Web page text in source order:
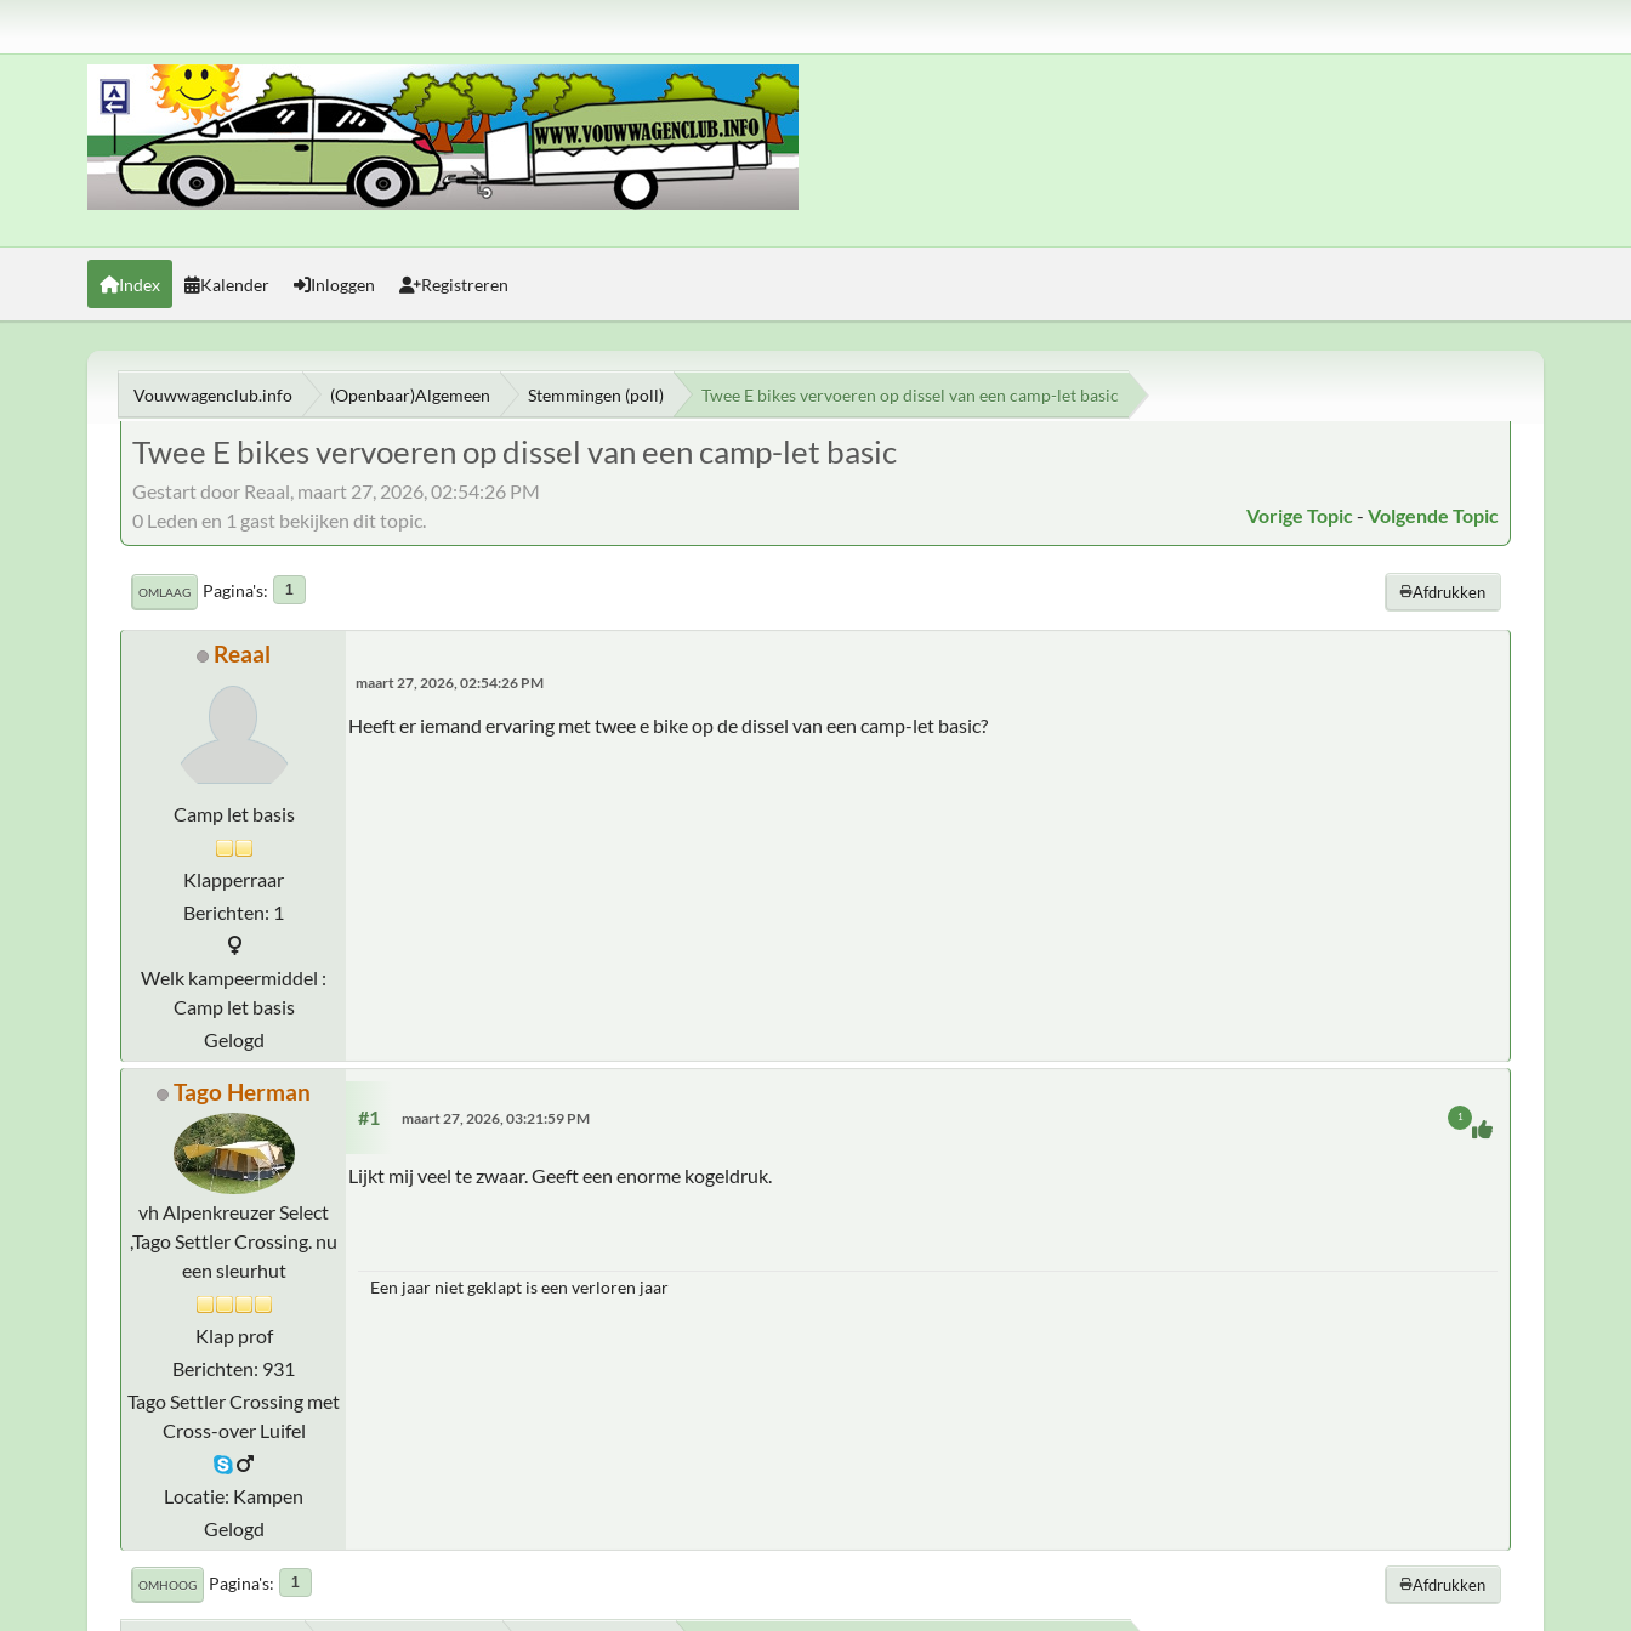
Index Kalender Inloggen Registreren
Vouwwagenclub.info (Openbaar)Algemeen Stemmingen (poll) Twee E bikes vervoeren op dissel van een camp-let basic
Twee E bikes vervoeren op dissel van een camp-let basic
Gestart door Reaal, maart 27, 2026, 02:54:26 PM
Vorige Topic - Volgende Topic
0 Leden en 1 gast bekijken dit topic.
Afdrukken
OMLAAG Pagina's 1
Reaal
Camp let basis
Klapperraar
Berichten: 1
Welk kampeermiddel :
Camp let basis
Gelogd
maart 27, 2026, 02:54:26 PM
Heeft er iemand ervaring met twee e bike op de dissel van een camp-let basic?
Tago Herman
vh Alpenkreuzer Select
,Tago Settler Crossing. nu
een sleurhut
Klap prof
Berichten: 931
Tago Settler Crossing met
Cross-over Luifel
Locatie: Kampen
Gelogd
#1 maart 27, 2026, 03:21:59 PM
Lijkt mij veel te zwaar. Geeft een enorme kogeldruk.
1
Een jaar niet geklapt is een verloren jaar
Afdrukken
OMHOOG Pagina's 1